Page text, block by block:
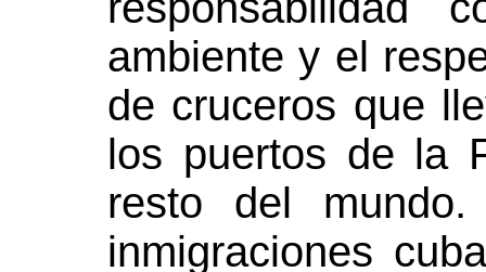
ambiente y el
de cruceros que
los puertos de la
resto del
inmigraciones